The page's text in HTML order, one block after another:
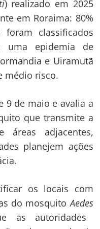
) realizado em 2025
em Roraima: 80%
classificados
epidemia de
e Uiramutã
médio risco.
9 de maio e avalia a
que transmite a
áreas adjacentes,
planejem ações
os locais com
do mosquitoAedes
as autoridades